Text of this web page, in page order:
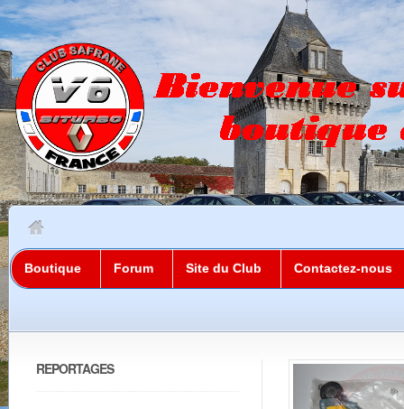
Boutique Forum Site du Club Contactez-nous
REPORTAGES